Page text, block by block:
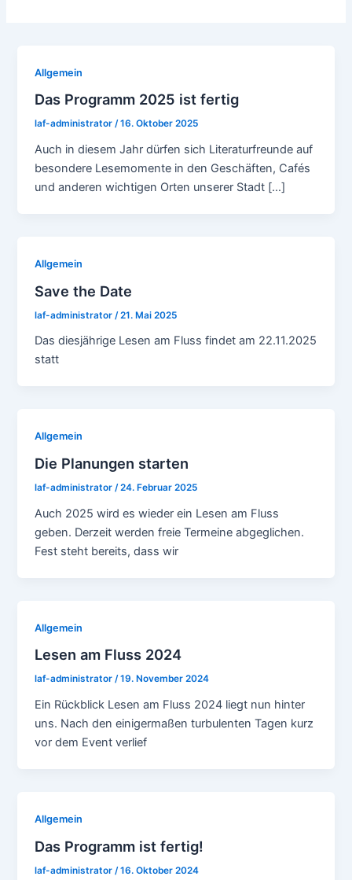
Allgemein
Das Programm 2025 ist fertig
laf-administrator/16. Oktober 2025
Auch in diesem Jahr dürfen sich Literaturfreunde auf
besondere Lesemomente in den Geschäften, Cafés
und anderen wichtigen Orten unserer Stadt […]
Allgemein
Save the Date
laf-administrator /21. Mai 2025
Das diesjährige Lesen am Fluss findet am 22.11.2025
statt
Allgemein
Die Planungen starten
laf-administrator/24. Februar 2025
Auch 2025 wird es wieder ein Lesen am Fluss
geben. Derzeit werden freie Termeine abgeglichen.
Fest steht bereits, dass wir
Allgemein
Lesen am Fluss 2024
laf-administrator/19. November 2024
Ein Rückblick Lesen am Fluss 2024 liegt nun hinter
uns. Nach den einigermaßen turbulenten Tagen kurz
vor dem Event verlief
Allgemein
Das Programm ist fertig!
laf-administrator /16. Oktober 2024